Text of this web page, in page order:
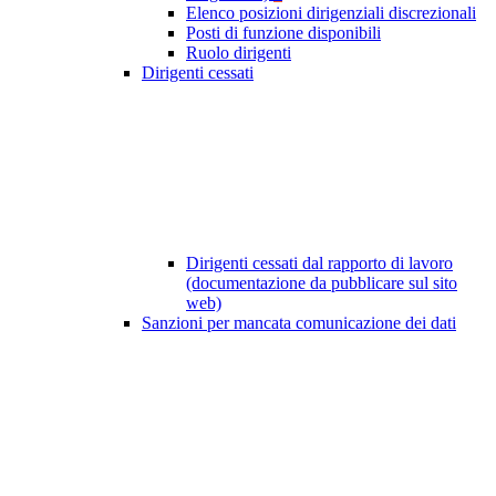
Elenco posizioni dirigenziali discrezionali
Posti di funzione disponibili
Ruolo dirigenti
Dirigenti cessati
Dirigenti cessati dal rapporto di lavoro
(documentazione da pubblicare sul sito
web)
Sanzioni per mancata comunicazione dei dati